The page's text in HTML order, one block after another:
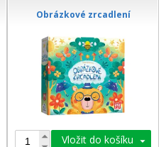
Obrázkové zrcadlení
Vložit do košíku